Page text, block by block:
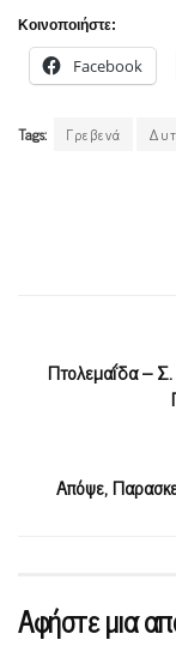
Κοινοποιήστε:
Facebook
Tags: Γρεβενά
Πτολεμαΐδα – Σ.
Απόψε,
Αφήστε μια